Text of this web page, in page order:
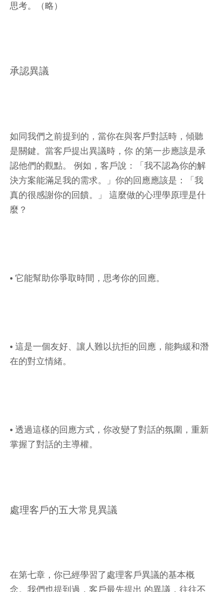
思考。（略）
承認異議
如同我們之前提到的，當你在與客戶對話時，傾聽
是關鍵。當客戶提出異議時，你 的第一步應該是承
認他們的觀點。 例如，客戶說：「我不認為你的解
決方案能滿足我的需求。」你的回應應該是：「我
真的很感謝你的回饋。」 這麼做的心理學原理是什
麼？
• 它能幫助你爭取時間，思考你的回應。
• 這是一個友好、讓人難以抗拒的回應，能夠緩和潛
在的對立情緒。
• 透過這樣的回應方式，你改變了對話的氛圍，重新
掌握了對話的主導權。
處理客戶的五大常見異議
在第七章，你已經學習了處理客戶異議的基本概
念。我們也提到過，客戶最先提出 的異議，往往不